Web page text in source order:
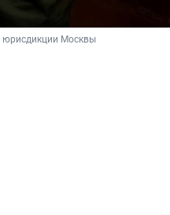
юрисдикции Москвы